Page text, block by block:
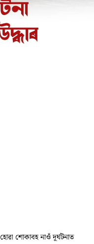
শোকাবহ নাওঁ দূৰ্ঘটনাত